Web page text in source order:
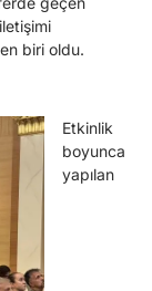
biri oldu.
Etkinlik
boyunca
yapılan